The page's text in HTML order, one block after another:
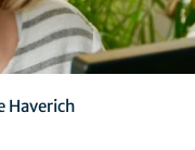
Haverich